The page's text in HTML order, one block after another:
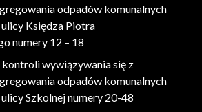
odpadów komunalnych
Księdza Piotra
numery 12 – 18
wywiązywania się z
odpadów komunalnych
Szkolnej numery 20-48